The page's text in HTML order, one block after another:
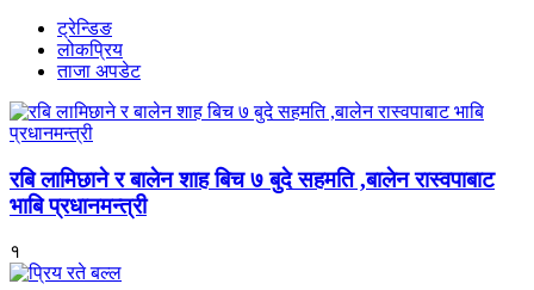
ट्रेन्डिङ
लोकप्रिय
ताजा अपडेट
रबि लामिछाने र बालेन शाह बिच ७ बुदे सहमति ,बालेन रास्वपाबाट
भाबि प्रधानमन्त्री
१